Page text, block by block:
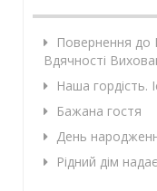
Повернення до
Вдячності
Наша гордість.
Бажана гостя
День
Рідний дім